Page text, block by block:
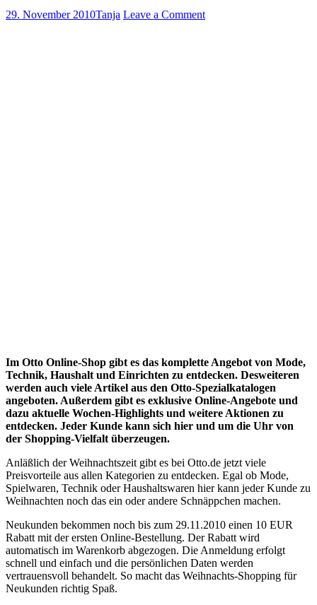
29. November 2010Tanja Leave a Comment
Im Otto Online-Shop gibt es das komplette Angebot von Mode,
Technik, Haushalt und Einrichten zu entdecken. Desweiteren
werden auch viele Artikel aus den Otto-Spezialkatalogen
angeboten. Außerdem gibt es exklusive Online-Angebote und
dazu aktuelle Wochen-Highlights und weitere Aktionen zu
entdecken. Jeder Kunde kann sich hier und um die Uhr von
der Shopping-Vielfalt überzeugen.
Anläßlich der Weihnachtszeit gibt es bei Otto.de jetzt viele
Preisvorteile aus allen Kategorien zu entdecken. Egal ob Mode,
Spielwaren, Technik oder Haushaltswaren hier kann jeder Kunde zu
Weihnachten noch das ein oder andere Schnäppchen machen.
Neukunden bekommen noch bis zum 29.11.2010 einen 10 EUR
Rabatt mit der ersten Online-Bestellung. Der Rabatt wird
automatisch im Warenkorb abgezogen. Die Anmeldung erfolgt
schnell und einfach und die persönlichen Daten werden
vertrauensvoll behandelt. So macht das Weihnachts-Shopping für
Neukunden richtig Spaß.